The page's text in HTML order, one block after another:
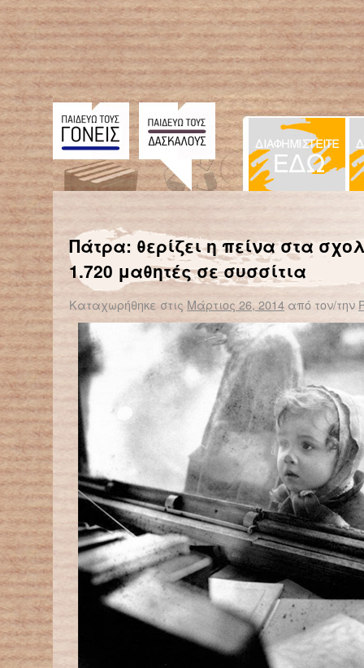
← Επιστροφή στο %s
Αλλοδαποί μαθητές «κόβονται» λόγω ελλείψεων σε δικαιολογητικά εγγραφής
Πάτρα: θερίζει η πείνα στα
1.720 μαθητές σε συσσίτια
Καταχωρήθηκε στις Μάρτιος 26, 2014 από τον/την